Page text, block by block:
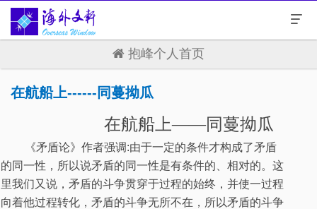
抱峰个人首页
在航船上------同蔓拗瓜
在航船上——同蔓拗瓜
《矛盾论》作者强调:由于一定的条件才构成了矛盾
的同一性，所以说矛盾的同一性是有条件的、相对的。这
里我们又说，矛盾的斗争贯穿于过程的始终，并使一过程
向着他过程转化，矛盾的斗争无所不在，所以矛盾的斗争